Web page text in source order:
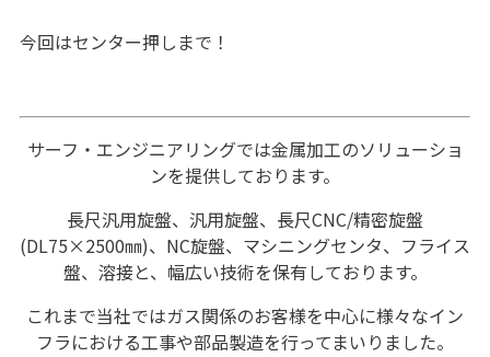
今回はセンター押しまで！
サーフ・エンジニアリングでは金属加工のソリューショ
ンを提供しております。
長尺汎用旋盤、汎用旋盤、長尺CNC/精密旋盤
(DL75×2500㎜)、NC旋盤、マシニングセンタ、フライス
盤、溶接と、幅広い技術を保有しております。
これまで当社ではガス関係のお客様を中心に様々なイン
フラにおける工事や部品製造を行ってまいりました。